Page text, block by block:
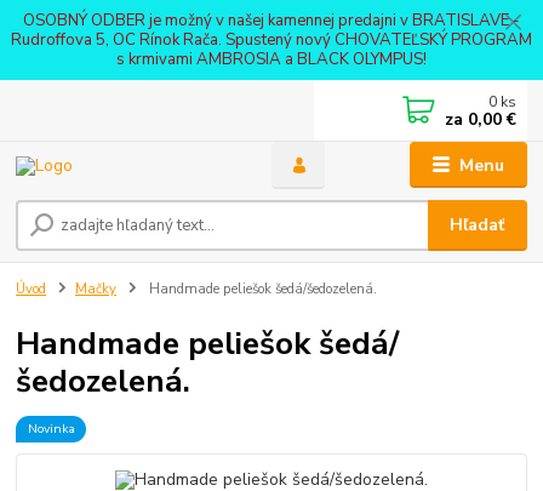
OSOBNÝ ODBER je možný v našej kamennej predajni v BRATISLAVE -
Rudroffova 5, OC Rínok Rača. Spustený nový CHOVATEĽSKÝ PROGRAM
s krmivami AMBROSIA a BLACK OLYMPUS!
Menu
Hľadať
0 ks
za 0,00 €
Úvod Mačky Handmade peliešok šedá/šedozelená.
Handmade peliešok šedá/
šedozelená.
Novinka